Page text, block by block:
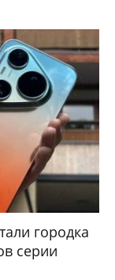
городка
серии